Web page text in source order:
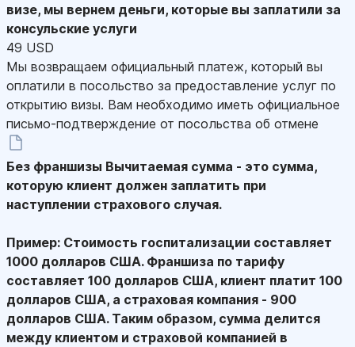
визе, мы вернем деньги, которые вы заплатили за
консульские услуги
49 USD
Мы возвращаем официальный платеж, который вы
оплатили в посольство за предоставление услуг по
открытию визы. Вам необходимо иметь официальное
письмо-подтверждение от посольства об отмене
Без франшизы Вычитаемая сумма - это сумма,
которую клиент должен заплатить при
наступлении страхового случая.
Пример: Стоимость госпитализации составляет
1000 долларов США. Франшиза по тарифу
составляет 100 долларов США, клиент платит 100
долларов США, а страховая компания - 900
долларов США. Таким образом, сумма делится
между клиентом и страховой компанией в